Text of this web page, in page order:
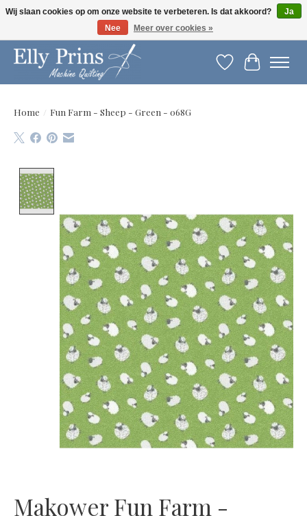
Let op: gewijzigde openingstijden!
Verlanglijst
Home / Fun Farm - Sheep - Green - 068G
Makower Fun Farm -
Wij slaan cookies op om onze website te verbeteren. Is dat akkoord?
Ja
Nee
Meer over cookies »